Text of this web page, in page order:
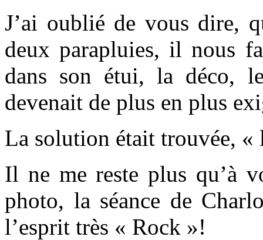
J’ai oublié de vous dire,
deux parapluies, il nous
dans son étui, la déco,
devenait de plus en plus
La solution était trouvée,
Il ne me reste plus qu’à
photo, la séance de
l’esprit très « Rock »!